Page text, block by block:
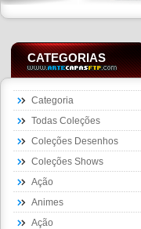
CATEGORIAS
Categoria
Todas Coleções
Coleções Desenhos
Coleções Shows
Ação
Animes
Ação